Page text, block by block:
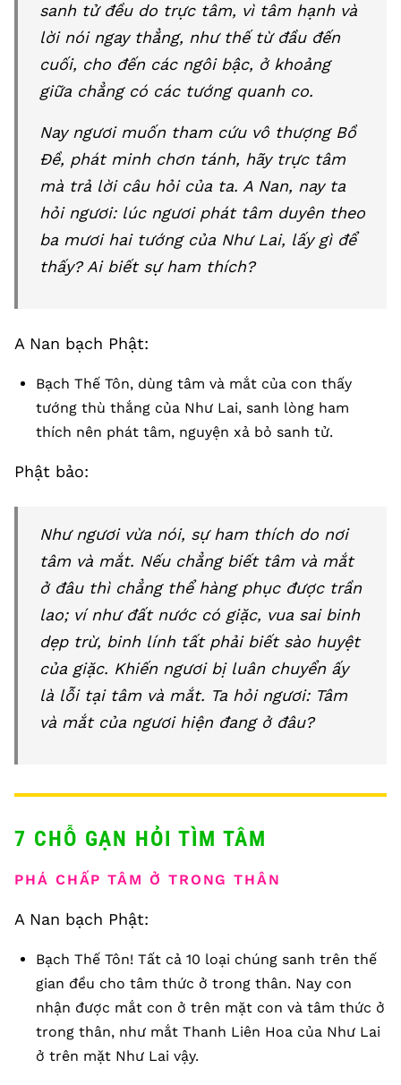
sanh tử đều do trực tâm, vì tâm hạnh và
lời nói ngay thẳng, như thế từ đầu đến
cuối, cho đến các ngôi bậc, ở khoảng
giữa chẳng có các tướng quanh co.
Nay ngươi muốn tham cứu vô thượng Bồ
Đề, phát minh chơn tánh, hãy trực tâm
mà trả lời câu hỏi của ta. A Nan, nay ta
hỏi ngươi: lúc ngươi phát tâm duyên theo
ba mươi hai tướng của Như Lai, lấy gì để
thấy? Ai biết sự ham thích?
A Nan bạch Phật:
Bạch Thế Tôn, dùng tâm và mắt của con thấy
tướng thù thắng của Như Lai, sanh lòng ham
thích nên phát tâm, nguyện xả bỏ sanh tử.
Phật bảo:
Như ngươi vừa nói, sự ham thích do nơi
tâm và mắt. Nếu chẳng biết tâm và mắt
ở đâu thì chẳng thể hàng phục được trần
lao; ví như đất nước có giặc, vua sai binh
dẹp trừ, binh lính tất phải biết sào huyệt
của giặc. Khiến ngươi bị luân chuyển ấy
là lỗi tại tâm và mắt. Ta hỏi ngươi: Tâm
và mắt của ngươi hiện đang ở đâu?
7 CHỖ GẠN HỎI TÌM TÂM
PHÁ CHẤP TÂM Ở TRONG THÂN
A Nan bạch Phật:
Bạch Thế Tôn! Tất cả 10 loại chúng sanh trên thế
gian đều cho tâm thức ở trong thân. Nay con
nhận được mắt con ở trên mặt con và tâm thức ở
trong thân, như mắt Thanh Liên Hoa của Như Lai
ở trên mặt Như Lai vậy.